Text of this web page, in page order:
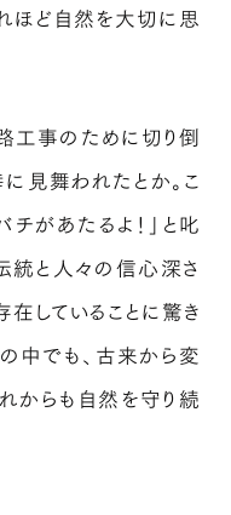
ほど自然を大切に思
工事のために切り倒
見舞われたとか。こ
があたるよ！」と叱
統と人々の信心深さ
していることに驚き
中でも、古来から変
からも自然を守り続